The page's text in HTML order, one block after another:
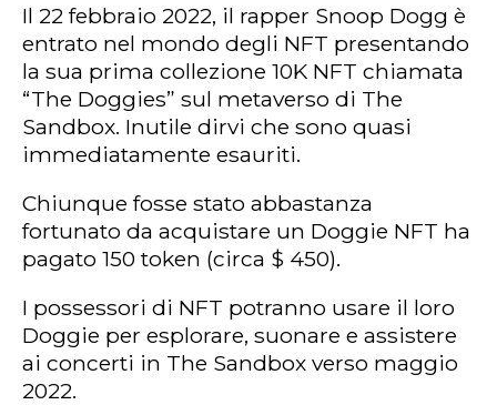
Il 22 febbraio 2022, il rapper Snoop Dogg è
entrato nel mondo degli NFT presentando
la sua prima collezione 10K NFT chiamata
“The Doggies” sul metaverso di The
Sandbox. Inutile dirvi che sono quasi
immediatamente esauriti.
Chiunque fosse stato abbastanza
fortunato da acquistare un Doggie NFT ha
pagato 150 token (circa $ 450).
I possessori di NFT potranno usare il loro
Doggie per esplorare, suonare e assistere
ai concerti in The Sandbox verso maggio
2022.